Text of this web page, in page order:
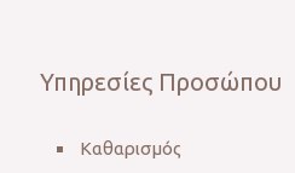
Υπηρεσίες Προσώπου
Καθαρισμός